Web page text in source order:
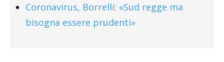
Coronavirus, Borrelli: «Sud regge ma
bisogna essere prudenti»